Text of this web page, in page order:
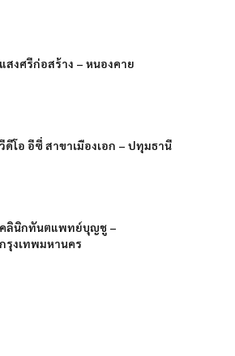
แสงศรีก่อสร้าง – หนองคาย
วีดีโอ อีซี่ สาขาเมืองเอก – ปทุมธานี
คลินิกทันตแพทย์บุญชู –
กรุงเทพมหานคร